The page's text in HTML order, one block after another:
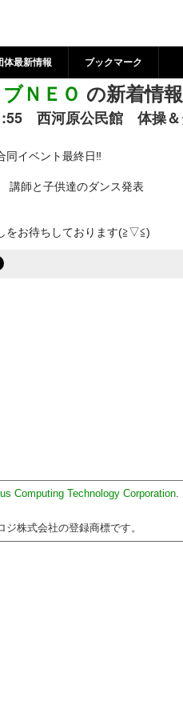
クラブＮＥ
センター
体最新情報 ブックマーク
ＮＥＯ の新着情報
西河原公民館 体操＆
同イベント最終日‼
師と子供達のダンス発表
をお待ちしております(≧▽≦)
Computing Technology Corporation.
株式会社の登録商標です。